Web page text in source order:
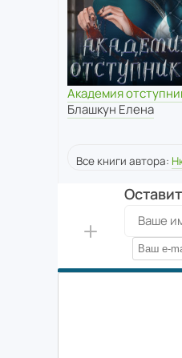
Академия
Блашкун Елена
Все книги автора: